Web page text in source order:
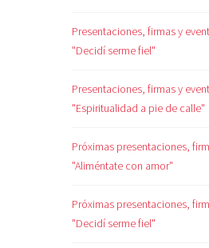
Presentaciones, firmas y
"Decidí serme fiel"
Presentaciones, firmas y
"Espiritualidad a pie de calle"
Próximas presentaciones,
"Aliméntate con amor"
Próximas presentaciones,
"Decidí serme fiel"